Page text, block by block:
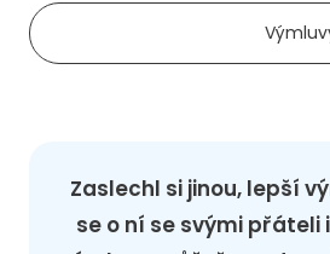
Zaslechl si jinou, lepší
se o ní se svými přáteli